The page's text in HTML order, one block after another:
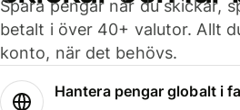
Spara pengar när du skickar,
betalt i över 40+ valutor. Allt
konto, när det behövs.
Hantera pengar globalt i